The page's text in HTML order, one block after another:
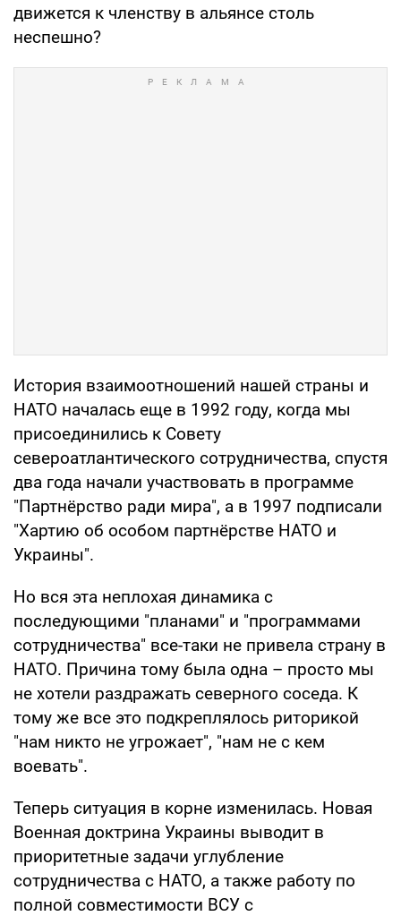
движется к членству в альянсе столь
неспешно?
История взаимоотношений нашей страны и
НАТО началась еще в 1992 году, когда мы
присоединились к Совету
североатлантического сотрудничества, спустя
два года начали участвовать в программе
"Партнёрство ради мира", а в 1997 подписали
"Хартию об особом партнёрстве НАТО и
Украины".
Но вся эта неплохая динамика с
последующими "планами" и "программами
сотрудничества" все-таки не привела страну в
НАТО. Причина тому была одна – просто мы
не хотели раздражать северного соседа. К
тому же все это подкреплялось риторикой
"нам никто не угрожает", "нам не с кем
воевать".
Теперь ситуация в корне изменилась. Новая
Военная доктрина Украины выводит в
приоритетные задачи углубление
сотрудничества с НАТО, а также работу по
полной совместимости ВСУ с